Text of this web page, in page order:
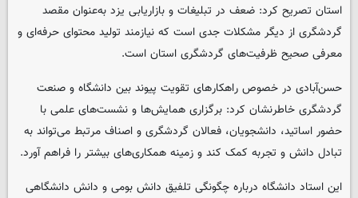
استان تصریح کرد: ضعف در تبلیغات و بازاریابی یزد به‌عنوان مقصد
گردشگری از دیگر مشکلات جدی است که نیازمند تولید محتوای حرفه‌ای و
معرفی صحیح ظرفیت‌های گردشگری استان است.
حسن‌آبادی در خصوص راهکارهای تقویت پیوند بین دانشگاه و صنعت
گردشگری خاطرنشان کرد: برگزاری همایش‌ها و نشست‌های علمی با
حضور اساتید، دانشجویان، فعالان گردشگری و اصناف مرتبط می‌تواند به
تبادل دانش و تجربه کمک کند و زمینه همکاری‌های بیشتر را فراهم آورد.
این استاد دانشگاه درباره چگونگی تلفیق دانش بومی و دانش دانشگاهی